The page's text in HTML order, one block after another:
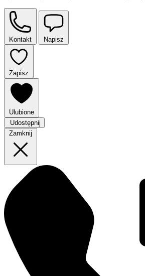
Kontakt Napisz
Zapisz
Ulubione
Udostępnij
Zamknij